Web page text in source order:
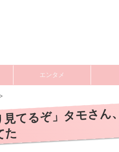
エンタメ
てるぞ」タモさ
た